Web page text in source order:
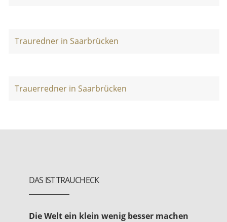
Trauredner in Saarbrücken
Trauerredner in Saarbrücken
DAS IST TRAUCHECK
Die Welt ein klein wenig besser machen